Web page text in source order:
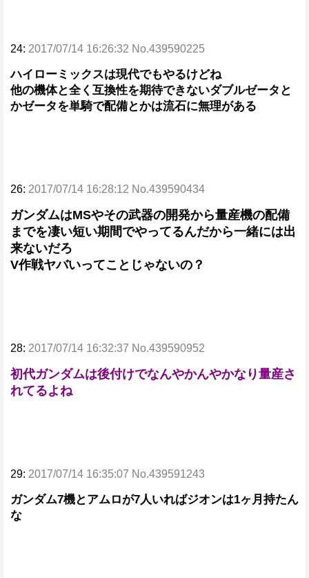
24: 2017/07/14 16:26:32 No.439590225
ハイローミックスは現代でもやるけどね
他の機体と全く互換性を期待できないダブルゼータと
かゼータを単騎で配備とかは流石に無理がある
26: 2017/07/14 16:28:12 No.439590434
ガンダムはMSやその武器の開発から量産機の配備
までを凄い短い期間でやってるんだから一緒には出
来ないだろ
V作戦ヤバいってことじゃないの？
28: 2017/07/14 16:32:37 No.439590952
初代ガンダムは後付けでなんやかんやかなり量産さ
れてるよね
29: 2017/07/14 16:35:07 No.439591243
ガンダム7機とアムロが7人いればジオンは1ヶ月持たん
な